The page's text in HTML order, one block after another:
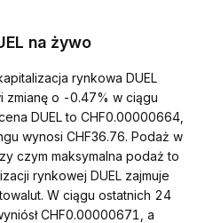
na żywo
rynkowa DUEL
zmianę o -0.47% w ciągu
DUEL to CHF0.00000664,
wynosi CHF36.76. Podaż w
czym maksymalna podaż to
rynkowej DUEL zajmuje
W ciągu ostatnich 24
CHF0.00000671, a